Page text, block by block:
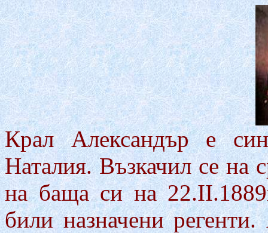
Крал Александър е
Наталия. Възкачил се на
на баща си на
били назначени регенти.